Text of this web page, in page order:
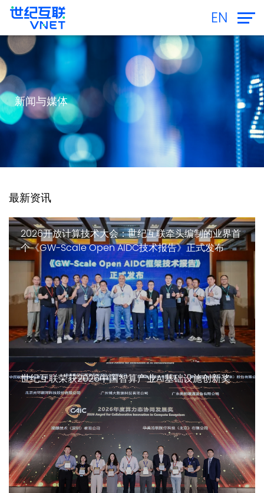
EN
新闻与媒体
最新资讯
2026开放计算技术大会：世纪互联牵头编制的业界首
个《GW-Scale Open AIDC技术报告》正式发布
世纪互联荣获2026中国智算产业AI基础设施创新奖